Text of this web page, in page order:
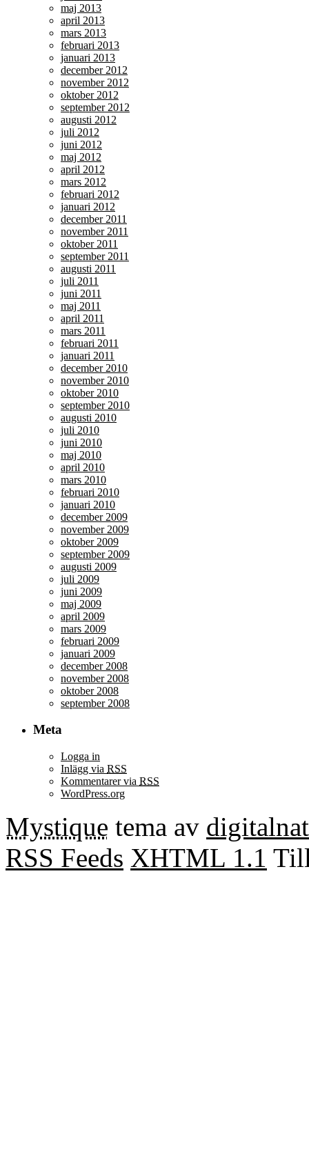
maj 2013
april 2013
mars 2013
februari 2013
januari 2013
december 2012
november 2012
oktober 2012
september 2012
augusti 2012
juli 2012
juni 2012
maj 2012
april 2012
mars 2012
februari 2012
januari 2012
december 2011
november 2011
oktober 2011
september 2011
augusti 2011
juli 2011
juni 2011
maj 2011
april 2011
mars 2011
februari 2011
januari 2011
december 2010
november 2010
oktober 2010
september 2010
augusti 2010
juli 2010
juni 2010
maj 2010
april 2010
mars 2010
februari 2010
januari 2010
december 2009
november 2009
oktober 2009
september 2009
augusti 2009
juli 2009
juni 2009
maj 2009
april 2009
mars 2009
februari 2009
januari 2009
december 2008
november 2008
oktober 2008
september 2008
Meta
Logga in
Inlägg via RSS
Kommentarer via RSS
WordPress.org
Mystique tema av
RSS Feeds XHTML 1.1